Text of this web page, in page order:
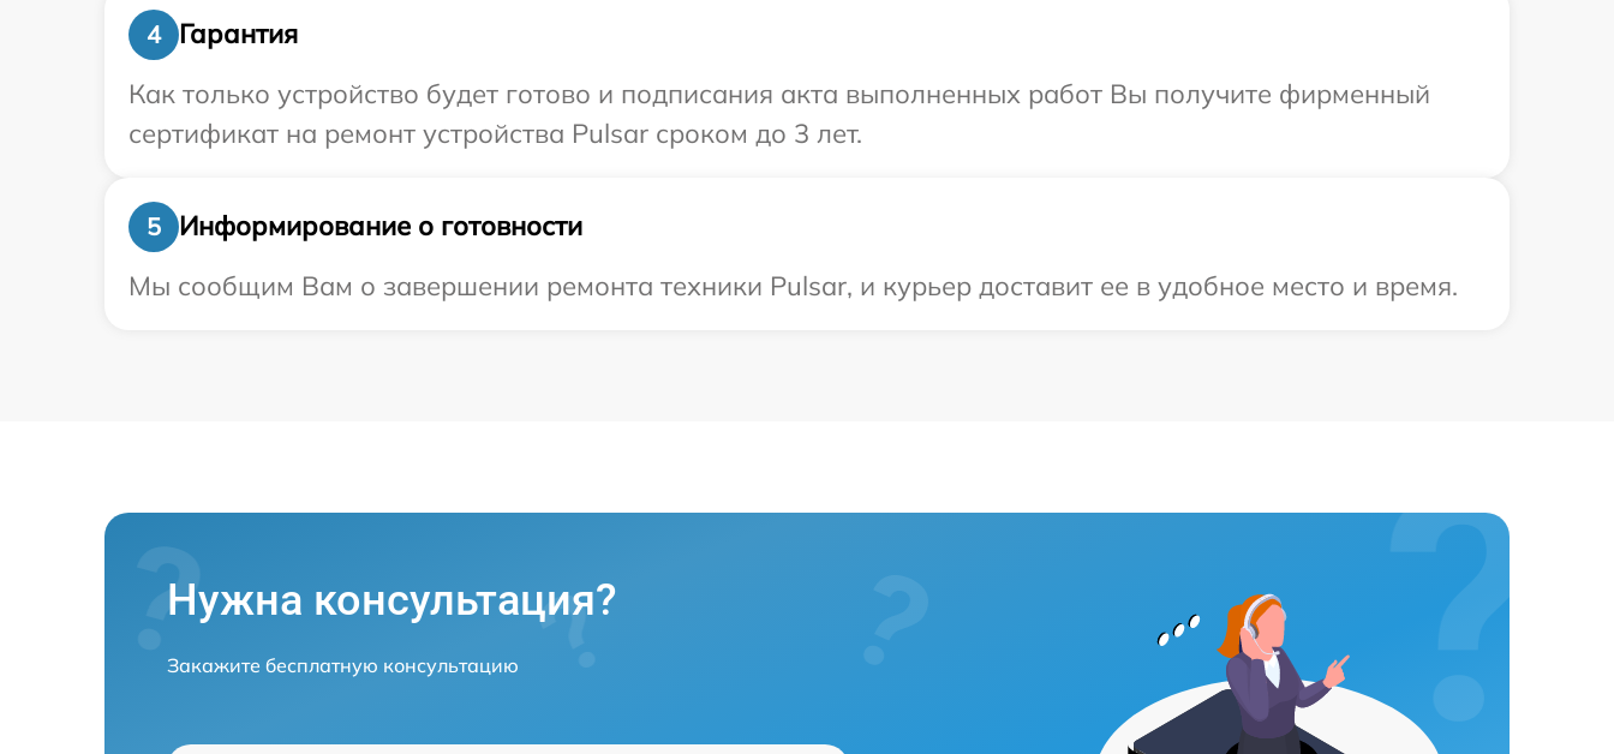
4
Гарантия
Как только устройство будет готово и подписания акта выполненных работ Вы получите фирменный
сертификат на ремонт устройства Pulsar сроком до 3 лет.
5
Информирование о готовности
Мы сообщим Вам о завершении ремонта техники Pulsar, и курьер доставит ее в удобное место и время.
Нужна консультация?
Закажите бесплатную консультацию